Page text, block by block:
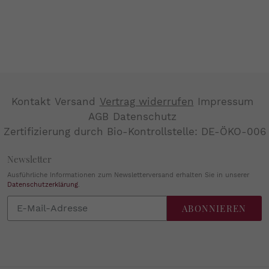
Kontakt Versand Vertrag widerrufen Impressum
AGB Datenschutz
Zertifizierung durch Bio-Kontrollstelle: DE-ÖKO-006
Newsletter
Ausführliche Informationen zum Newsletterversand erhalten Sie in unserer
Datenschutzerklärung.
Sie
ABONNIEREN